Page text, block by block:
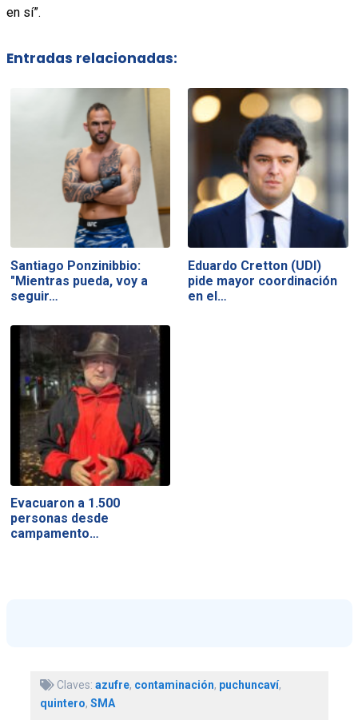
en sí”.
Entradas relacionadas:
Santiago Ponzinibbio:
"Mientras pueda, voy a
seguir…
Eduardo Cretton (UDI)
pide mayor coordinación
en el…
Evacuaron a 1.500
personas desde
campamento…
Claves: azufre, contaminación, puchuncaví,
quintero, SMA